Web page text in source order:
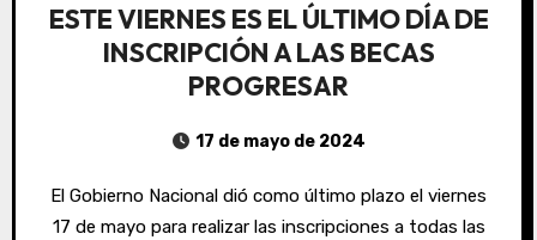
ESTE VIERNES ES EL ÚLTIMO DÍA DE
INSCRIPCIÓN A LAS BECAS
PROGRESAR
17 de mayo de 2024
El Gobierno Nacional dió como último plazo el viernes
17 de mayo para realizar las inscripciones a todas las